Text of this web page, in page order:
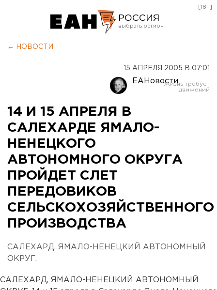
РОССИЯ
Оренбург
[18+]
← НОВОСТИ
15 АПРЕЛЯ 2005 В 07:01
ЕАНовости
14 И 15 АПРЕЛЯ В
САЛЕХАРДЕ ЯМАЛО-
НЕНЕЦКОГО
АВТОНОМНОГО ОКРУГА
ПРОЙДЕТ СЛЕТ
ПЕРЕДОВИКОВ
СЕЛЬСКОХОЗЯЙСТВЕННОГО
ПРОИЗВОДСТВА
САЛЕХАРД, ЯМАЛО-НЕНЕЦКИЙ АВТОНОМНЫЙ
ОКРУГ.
САЛЕХАРД, ЯМАЛО-НЕНЕЦКИЙ АВТОНОМНЫЙ